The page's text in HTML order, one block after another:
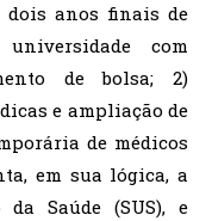
dois anos finais de
com
de bolsa; 2)
e ampliação de
de médicos
em sua lógica, a
Saúde (SUS), e